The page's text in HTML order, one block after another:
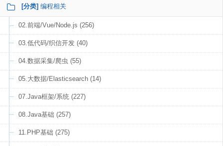
[分类] 编程相关
02.前端/Vue/Node.js (256)
03.低代码/织信开发 (40)
04.数据采集/爬虫 (55)
05.大数据/Elasticsearch (14)
07.Java框架/系统 (227)
08.Java基础 (257)
11.PHP基础 (275)